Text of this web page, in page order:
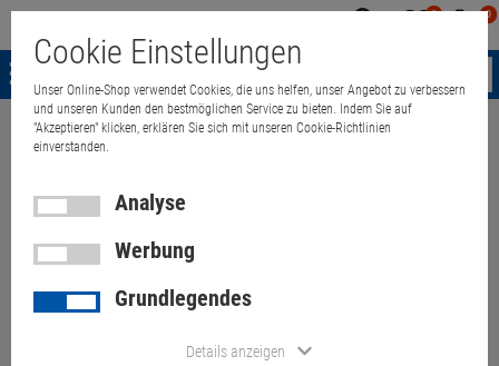
0 0
Menü
Weiter einkaufen
Kodak A4 Flatbed Accessory
Scanner B- Ware ohne Ka bel
für i1200 i1300 i1400
Cookie Einstellungen
Unser Online-Shop verwendet Cookies, die uns helfen, unser Angebot zu verbessern
und unseren Kunden den bestmöglichen Service zu bieten. Indem Sie auf
"Akzeptieren" klicken, erklären Sie sich mit unseren Cookie-Richtlinien
einverstanden.
Analyse
Werbung
Grundlegendes
Details anzeigen